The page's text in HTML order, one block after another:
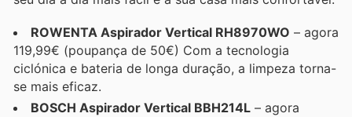
ROWENTA Aspirador Vertical RH8970WO – agora
119,99€ (poupança de 50€) Com a tecnologia
ciclónica e bateria de longa duração, a limpeza torna-
se mais eficaz.
BOSCH Aspirador Vertical BBH214L – agora